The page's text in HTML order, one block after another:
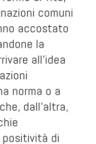
comuni
accostato
la
all’idea
norma o a
dall’altra,
positività di